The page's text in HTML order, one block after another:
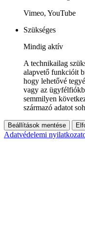
Vimeo, YouTube
Szükséges
Mindig aktív
A technikailag
alapvető funkcióit
hogy lehetővé
vagy az
semmilyen
származó adatot
Beállítások mentése
Adatvédelemi